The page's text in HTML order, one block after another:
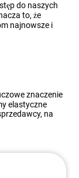
do naszych
to, że
najnowsze i
znaczenie
elastyczne
na